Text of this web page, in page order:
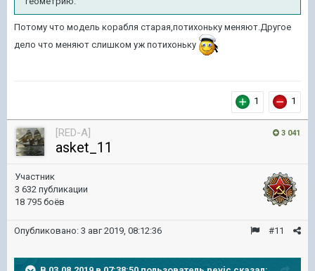
Потому что модель корабля старая,потихоньку меняют.Другое
дело что меняют слишком уж потихоньку
1 1
3 041
[RED-A]
asket_11
Участник
3 632 публикации
18 795 боёв
#11
Опубликовано: 3 авг 2019, 08:12:36